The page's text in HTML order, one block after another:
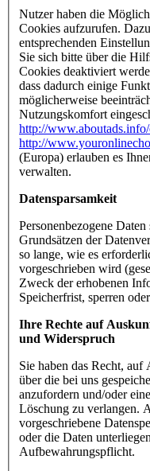
Nutzer haben die
Cookies aufzurufen.
entsprechenden
Sie sich bitte über die
Cookies deaktiviert
dass dadurch einige
möglicherweise
Nutzungskomfort
http://
http://
(Europa) erlauben es
verwalten.
Datensparsamkeit
Personenbezogene
Grundsätzen der
so lange, wie es
vorgeschrieben wird
Zweck der erhobenen
Speicherfrist, sperren
Ihre Rechte auf
und Widerspruch
Sie haben das Recht,
über die bei uns
anzufordern und/oder
Löschung zu verlangen.
vorgeschriebene
oder die Daten
Aufbewahrungspflicht.